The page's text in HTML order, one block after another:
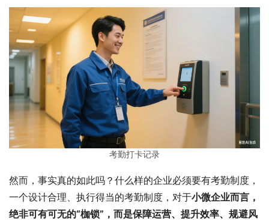
考勤打卡记录
然而，事实真的如此吗？什么样的企业必须要有考勤制度，
一个设计合理、执行得当的考勤制度，对于小微企业而言，
绝非可有可无的“枷锁”，而是保障运营、提升效率、规避风